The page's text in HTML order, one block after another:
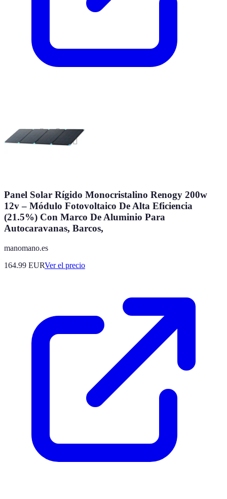
Panel Solar Rígido Monocristalino Renogy 200w
12v – Módulo Fotovoltaico De Alta Eficiencia
(21.5%) Con Marco De Aluminio Para
Autocaravanas, Barcos,
manomano.es
164.99 EURVer el precio